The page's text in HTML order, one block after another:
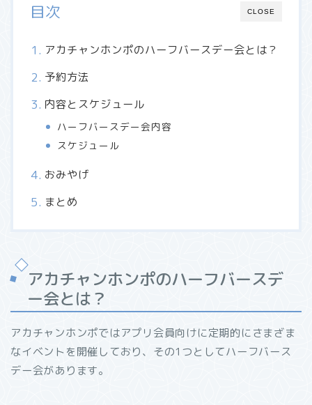
CLOSE
目次
アカチャンホンポのハーフバースデー会とは？
予約方法
内容とスケジュール
ハーフバースデー会内容
スケジュール
おみやげ
まとめ
アカチャンホンポのハーフバースデ
ー会とは？
アカチャンホンポではアプリ会員向けに定期的にさまざま
なイベントを開催しており、その1つとしてハーフバース
デー会があります。